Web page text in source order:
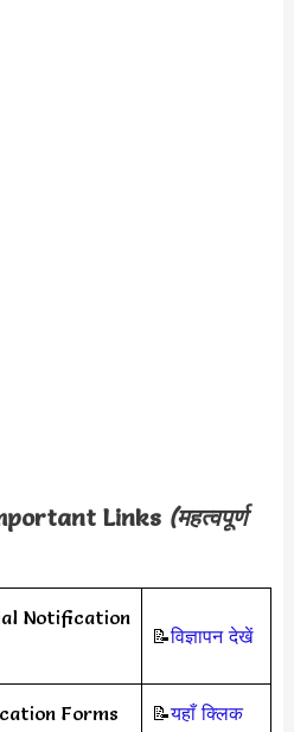
Links (महत्वपूर्ण
Notification
📝विज्ञापन देखें
Forms
📝यहाँ क्लिक